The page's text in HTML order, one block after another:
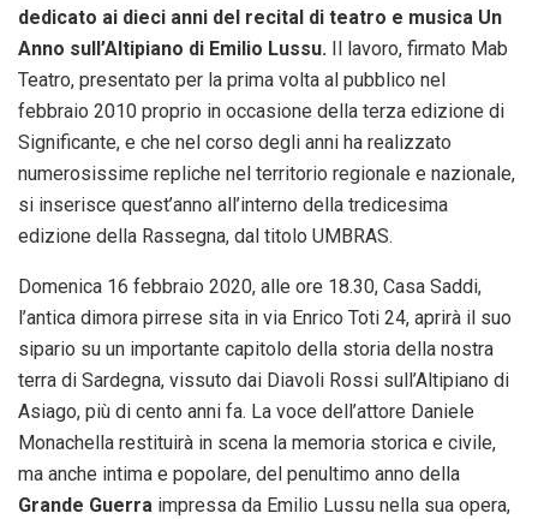
dedicato ai dieci anni del recital di teatro e musica Un
Anno sull’Altipiano di Emilio Lussu. Il lavoro, firmato Mab
Teatro, presentato per la prima volta al pubblico nel
febbraio 2010 proprio in occasione della terza edizione di
Significante, e che nel corso degli anni ha realizzato
numerosissime repliche nel territorio regionale e nazionale,
si inserisce quest’anno all’interno della tredicesima
edizione della Rassegna, dal titolo UMBRAS.
Domenica 16 febbraio 2020, alle ore 18.30, Casa Saddi,
l’antica dimora pirrese sita in via Enrico Toti 24, aprirà il suo
sipario su un importante capitolo della storia della nostra
terra di Sardegna, vissuto dai Diavoli Rossi sull’Altipiano di
Asiago, più di cento anni fa. La voce dell’attore Daniele
Monachella restituirà in scena la memoria storica e civile,
ma anche intima e popolare, del penultimo anno della
Grande Guerra impressa da Emilio Lussu nella sua opera,